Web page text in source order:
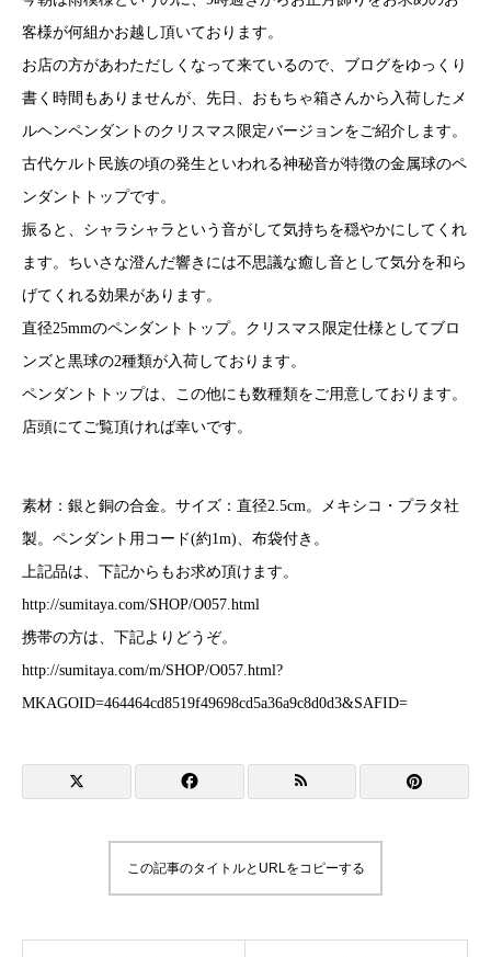
客様が何組かお越し頂いております。
お店の方があわただしくなって来ているので、ブログをゆっくり
書く時間もありませんが、先日、おもちゃ箱さんから入荷したメ
ルヘンペンダントのクリスマス限定バージョンをご紹介します。
古代ケルト民族の頃の発生といわれる神秘音が特徴の金属球のペ
ンダントトップです。
振ると、シャラシャラという音がして気持ちを穏やかにしてくれ
ます。ちいさな澄んだ響きには不思議な癒し音として気分を和ら
げてくれる効果があります。
直径25mmのペンダントトップ。クリスマス限定仕様としてブロ
ンズと黒球の2種類が入荷しております。
ペンダントトップは、この他にも数種類をご用意しております。
店頭にてご覧頂ければ幸いです。
素材：銀と銅の合金。サイズ：直径2.5cm。メキシコ・プラタ社
製。ペンダント用コード(約1m)、布袋付き。
上記品は、下記からもお求め頂けます。
http://sumitaya.com/SHOP/O057.html
携帯の方は、下記よりどうぞ。
http://sumitaya.com/m/SHOP/O057.html?
MKAGOID=464464cd8519f49698cd5a36a9c8d0d3&SAFID=
この記事のタイトルとURLをコピーする